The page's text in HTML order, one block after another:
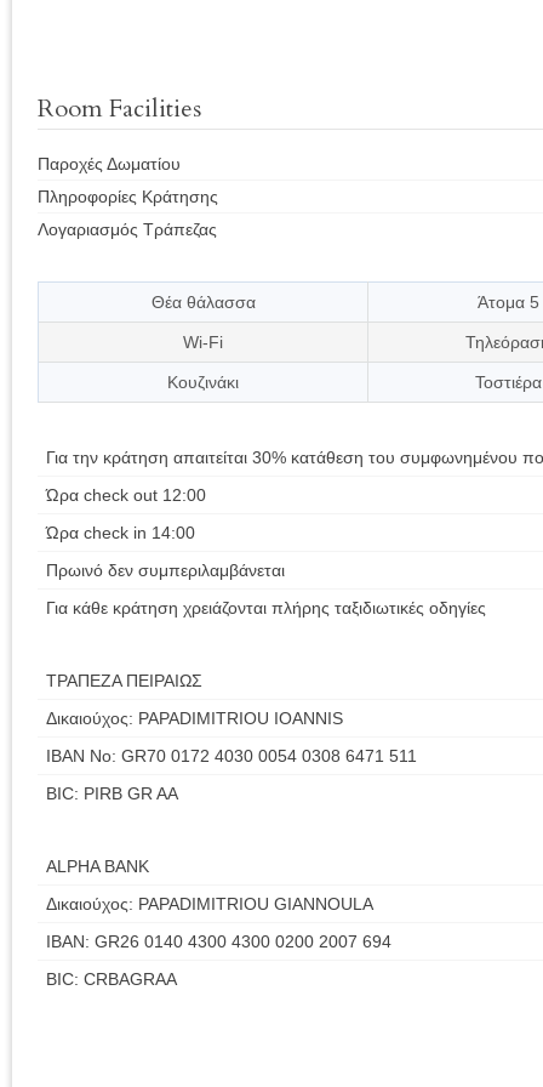
Room Facilities
Παροχές Δωματίου
Πληροφορίες Κράτησης
Λογαριασμός Τράπεζας
Θέα θάλασσα Άτομα 5
Wi-Fi
Κουζινάκι Τοστιέρα
Για την κράτηση απαιτείται 30% κατάθεση του συμφωνημένου
Ώρα check out 12:00
Ώρα check in 14:00
Πρωινό δεν συμπεριλαμβάνεται
Για κάθε κράτηση χρειάζονται πλήρης ταξιδιωτικές οδηγίες
ΤΡΑΠΕΖΑ ΠΕΙΡΑΙΩΣ
Δικαιούχος: PAPADIMITRIOU IOANNIS
IBAN No: GR70 0172 4030 0054 0308 6471 511
BIC: PIRB GR AA
ALPHA BANK
Δικαιούχος: PAPADIMITRIOU GIANNOULA
IBAN: GR26 0140 4300 4300 0200 2007 694
BIC: CRBAGRAA